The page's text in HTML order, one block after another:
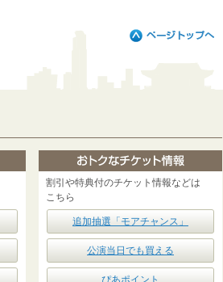
割引や特典付のチケット情報などは
こちら
追加抽選「モアチャンス」
公演当日でも買える
ぴあポイント